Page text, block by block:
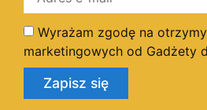
Wyrażam zgodę na
marketingowych od Gadżety
Zapisz się